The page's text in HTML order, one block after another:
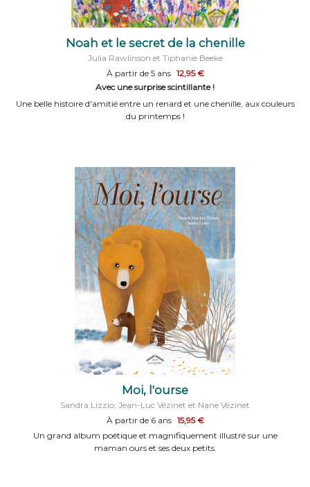
Noah et le secret de la chenille
Julia Rawlinson et Tiphanie Beeke
À partir de 5 ans 12,95 €
Avec une surprise scintillante !
Une belle histoire d'amitié entre un renard et une chenille, aux couleurs
du printemps !
Moi, l'ourse
Sandra Lizzio, Jean-Luc Vézinet et Nane Vézinet
À partir de 6 ans 15,95 €
Un grand album poétique et magnifiquement illustré sur une
maman ours et ses deux petits.